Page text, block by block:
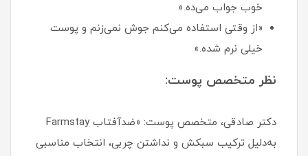
خوب جواب می‌ده.»
«از وقتی استفاده می‌کنم جوش نمی‌زنم و پوست
خیلی نرم شده.»
نظر متخصص پوست:
دکتر صادقی، متخصص پوست: «ضدآفتاب Farmstay
به‌دلیل ترکیب سبکش و نداشتن چربی، انتخاب مناسبی